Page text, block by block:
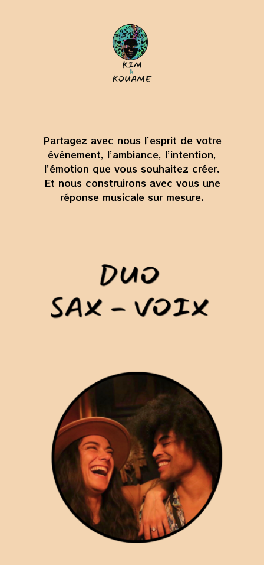
Partagez avec nous l’esprit de votre
événement, l’ambiance, l’intention,
l’émotion que vous souhaitez créer.
Et nous construirons avec vous une
réponse musicale sur mesure.